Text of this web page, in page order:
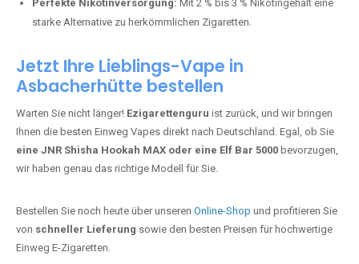
Perfekte Nikotinversorgung: Mit 2 % bis 3 % Nikotingehalt eine
starke Alternative zu herkömmlichen Zigaretten.
Jetzt Ihre Lieblings-Vape in
Asbacherhütte bestellen
Warten Sie nicht länger! Ezigarettenguru ist zurück, und wir bringen
Ihnen die besten Einweg Vapes direkt nach Deutschland. Egal, ob Sie
eine JNR Shisha Hookah MAX oder eine Elf Bar 5000 bevorzugen,
wir haben genau das richtige Modell für Sie.
Bestellen Sie noch heute über unseren Online-Shop und profitieren Sie
von schneller Lieferung sowie den besten Preisen für hochwertige
Einweg E-Zigaretten.